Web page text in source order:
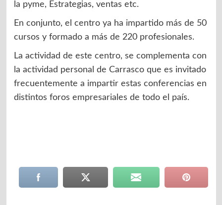
la pyme, Estrategias, ventas etc.
En conjunto, el centro ya ha impartido más de 50
cursos y formado a más de 220 profesionales.
La actividad de este centro, se complementa con
la actividad personal de Carrasco que es invitado
frecuentemente a impartir estas conferencias en
distintos foros empresariales de todo el país.